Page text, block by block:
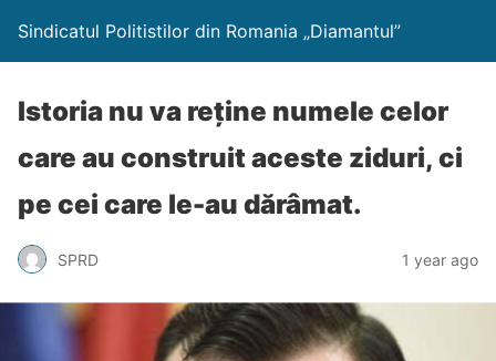
Sindicatul Politistilor din Romania „Diamantul”
Istoria nu va reține numele celor
care au construit aceste ziduri, ci
pe cei care le-au dărâmat.
SPRD 1 year ago